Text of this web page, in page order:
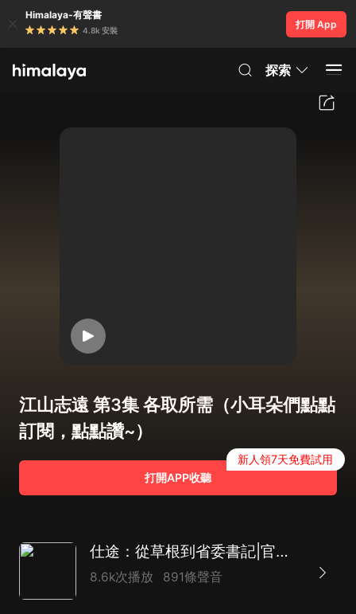
Himalaya-有聲書
4.8k 安裝
打開 App
探索
江山志遠 第3集 各取所需（小耳朵們點點
訂閱，點點讚~）
打開APP收聽
新人領7天免費試用
仕途：從草根到省委書記|官場小說|正能量|熱血逆襲
8.6k次播放 891條聲音